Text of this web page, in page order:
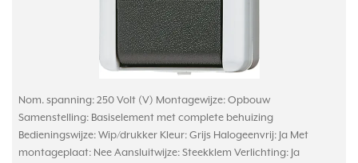
Nom. spanning: 250 Volt (V) Montagewijze: Opbouw
Samenstelling: Basiselement met complete behuizing
Bedieningswijze: Wip/drukker Kleur: Grijs Halogeenvrij: Ja Met
montageplaat: Nee Aansluitwijze: Steekklem Verlichting: Ja